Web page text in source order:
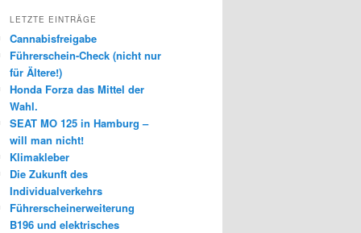
LETZTE EINTRÄGE
Cannabisfreigabe
Führerschein-Check (nicht nur
für Ältere!)
Honda Forza das Mittel der
Wahl.
SEAT MO 125 in Hamburg –
will man nicht!
Klimakleber
Die Zukunft des
Individualverkehrs
Führerscheinerweiterung
B196 und elektrisches